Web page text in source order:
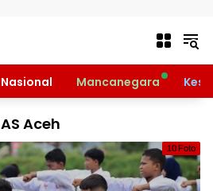
Nasional Mancanegara
Aceh
10 Foto